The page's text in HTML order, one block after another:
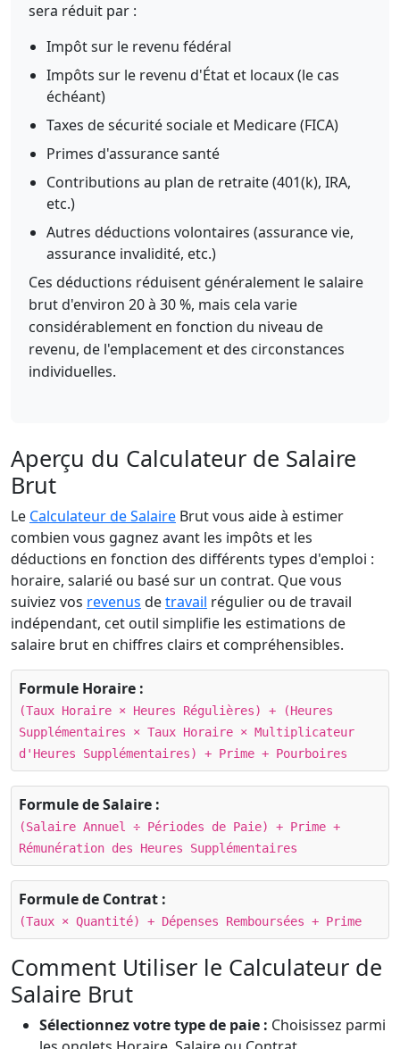
sera réduit par :
Impôt sur le revenu fédéral
Impôts sur le revenu d'État et locaux (le cas
échéant)
Taxes de sécurité sociale et Medicare (FICA)
Primes d'assurance santé
Contributions au plan de retraite (401(k), IRA,
etc.)
Autres déductions volontaires (assurance vie,
assurance invalidité, etc.)
Ces déductions réduisent généralement le salaire
brut d'environ 20 à 30 %, mais cela varie
considérablement en fonction du niveau de
revenu, de l'emplacement et des circonstances
individuelles.
Aperçu du Calculateur de Salaire
Brut
Le Calculateur de Salaire Brut vous aide à estimer
combien vous gagnez avant les impôts et les
déductions en fonction des différents types d'emploi :
horaire, salarié ou basé sur un contrat. Que vous
suiviez vos revenus detravail régulier ou de travail
indépendant, cet outil simplifie les estimations de
salaire brut en chiffres clairs et compréhensibles.
Formule Horaire :
(Taux Horaire × Heures Régulières) + (Heures
Supplémentaires × Taux Horaire × Multiplicateur
d'Heures Supplémentaires) + Prime + Pourboires
Formule de Salaire :
(Salaire Annuel ÷ Périodes de Paie) + Prime +
Rémunération des Heures Supplémentaires
Formule de Contrat :
(Taux × Quantité) + Dépenses Remboursées + Prime
Comment Utiliser le Calculateur de
Salaire Brut
Sélectionnez votre type de paie : Choisissez parmi